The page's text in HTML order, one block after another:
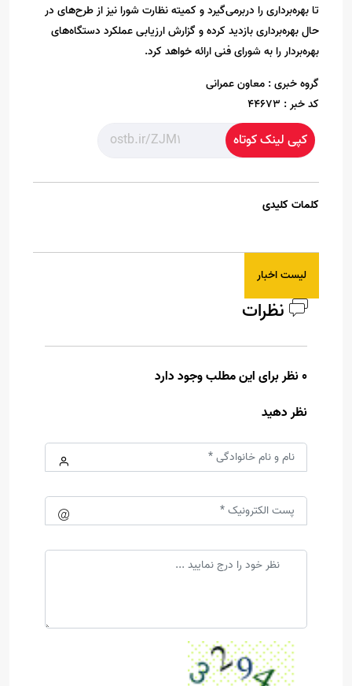
تا بهره‌برداری را دربرمی‌گیرد و کمیته نظارت شورا نیز از طرح‌های در
حال بهره‌برداری بازدید کرده و گزارش ارزیابی عملکرد دستگاه‌های
بهره‌بردار را به شورای فنی ارائه خواهد کرد.
گروه خبری : معاون عمرانی
کد خبر : 44673
کپی لینک کوتاه
کلمات کلیدی
لیست اخبار
نظرات
0 نظر برای این مطلب وجود دارد
نظر دهید